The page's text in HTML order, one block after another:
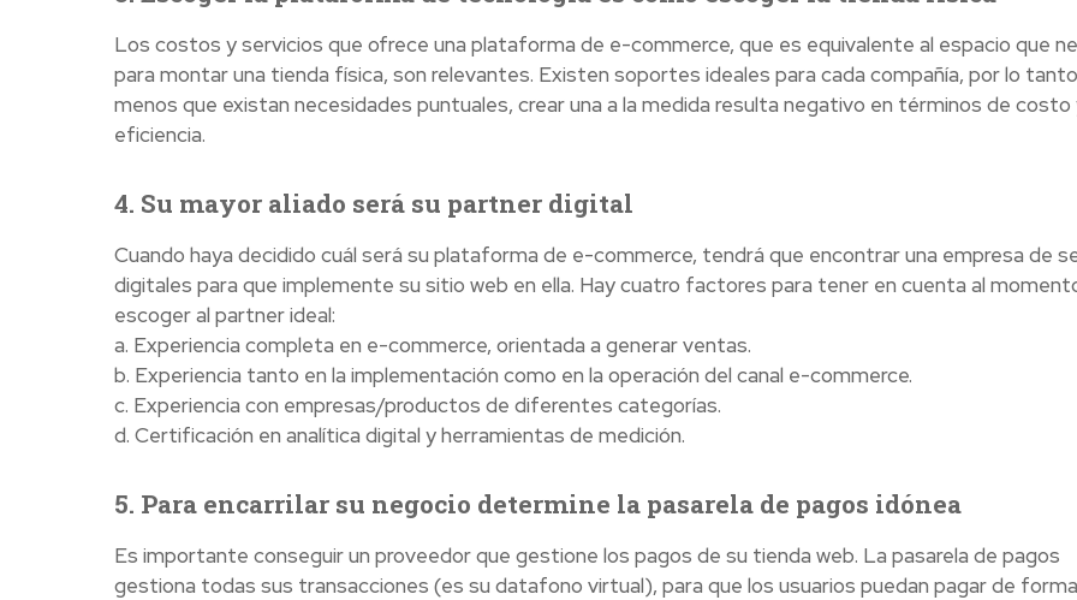
Los costos y servicios que ofrece una plataforma de e-commerce, que es equivalente al espacio que
para montar una tienda física, son relevantes. Existen soportes ideales para cada compañía, por lo
menos que existan necesidades puntuales, crear una a la medida resulta negativo en términos de costo
eficiencia.
4. Su mayor aliado será su partner digital
Cuando haya decidido cuál será su plataforma de e-commerce, tendrá que encontrar una empresa de
digitales para que implemente su sitio web en ella. Hay cuatro factores para tener en cuenta al
escoger al partner ideal:
a. Experiencia completa en e-commerce, orientada a generar ventas.
b. Experiencia tanto en la implementación como en la operación del canal e-commerce.
c. Experiencia con empresas/productos de diferentes categorías.
d. Certificación en analítica digital y herramientas de medición.
5. Para encarrilar su negocio determine la pasarela de pagos idónea
Es importante conseguir un proveedor que gestione los pagos de su tienda web. La pasarela de pagos
gestiona todas sus transacciones (es su datafono virtual), para que los usuarios puedan pagar de forma